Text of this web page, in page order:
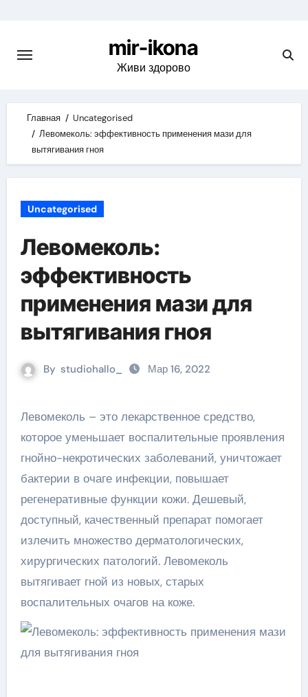
content
mir-ikona
Живи здорово
Главная
Uncategorised
Левомеколь: эффективность применения мази для
вытягивания гноя
Uncategorised
Левомеколь:
эффективность
применения мази для
вытягивания гноя
By studiohallo_ Мар 16, 2022
Левомеколь – это лекарственное средство,
которое уменьшает воспалительные проявления
гнойно-некротических заболеваний, уничтожает
бактерии в очаге инфекции, повышает
регенеративные функции кожи. Дешевый,
доступный, качественный препарат помогает
излечить множество дерматологических,
хирургических патологий. Левомеколь
вытягивает гной из новых, старых
воспалительных очагов на коже.